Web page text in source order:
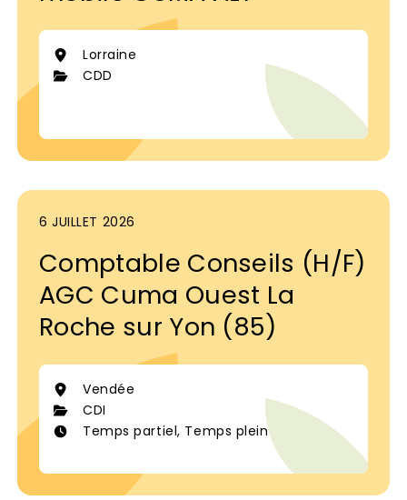
Lorraine
CDD
6 JUILLET 2026
Comptable Conseils (H/F)
AGC Cuma Ouest La
Roche sur Yon (85)
Vendée
CDI
Temps partiel, Temps plein